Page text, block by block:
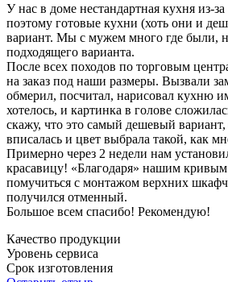
У нас в доме нестандартная кухня из-
поэтому готовые кухни (хоть они и
вариант. Мы с мужем много где были,
подходящего варианта.
После всех походов по торговым
на заказ под наши размеры. Вызвали
обмерил, посчитал, нарисовал кухню
хотелось, и картинка в голове
скажу, что это самый дешевый
вписалась и цвет выбрала такой, как
Примерно через 2 недели нам
красавицу! «Благодаря» нашим
помучиться с монтажом верхних
получился отменный.
Большое всем спасибо! Рекомендую!
Качество продукции
Уровень сервиса
Срок изготовления